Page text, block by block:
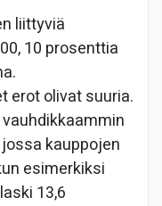
liittyviä
10 prosenttia
erot olivat suuria.
kauppojen
esimerkiksi
13,6